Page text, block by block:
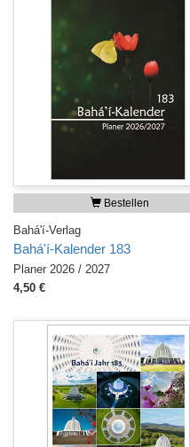
Bestellen
Bahá'í-Verlag
Bahá'í-Kalender 183
Planer 2026 / 2027
4,50 €